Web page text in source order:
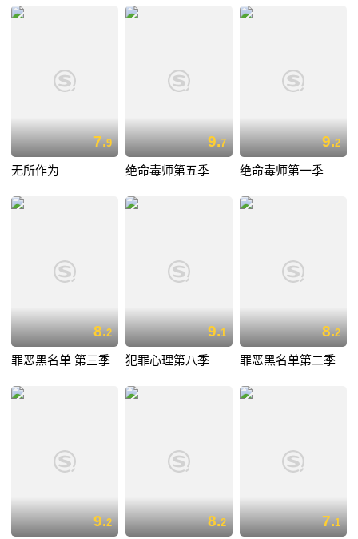
7.9
无所作为
9.7
绝命毒师第五季
9.2
绝命毒师第一季
8.2
罪恶黑名单 第三季
9.1
犯罪心理第八季
8.2
罪恶黑名单第二季
9.2 8.2 7.1